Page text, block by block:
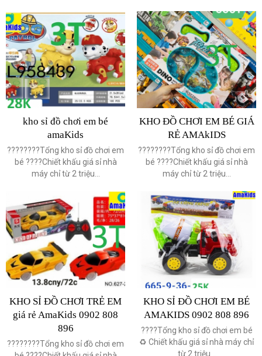
kho sỉ đồ chơi em bé
amaKids
????????Tổng kho sỉ đồ chơi em
bé ????Chiết khấu giá sỉ nhà
máy chỉ từ 2 triệu...
KHO ĐỒ CHƠI EM BÉ GIÁ
RẺ AMAkIDS
????????Tổng kho sỉ đồ chơi em
bé ????Chiết khấu giá sỉ nhà
máy chỉ từ 2 triệu...
KHO SỈ ĐỒ CHƠI TRẺ EM
giá rẻ AmaKids 0902 808
896
????????Tổng kho sỉ đồ chơi em
KHO SỈ ĐỒ CHƠI EM BÉ
AMAKIDS 0902 808 896
????Tổng kho sỉ đồ chơi em bé
♻️ Chiết khấu giá sỉ nhà máy chỉ
từ 2 triệu...